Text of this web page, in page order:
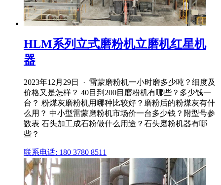
HLM系列立式磨粉机立磨机红星机
器
2023年12月29日 · 雷蒙磨粉机一小时磨多少吨？细度及
价格又是怎样？ 40目到200目磨粉机有哪些？多少钱一
台？ 粉煤灰磨粉机用哪种比较好？磨粉后的粉煤灰有什
么用？ 中小型雷蒙磨粉机市场价一台多少钱？附型号参
数表 石头加工成石粉做什么用途？石头磨粉机器有哪
些？
联系电话: 180 3780 8511